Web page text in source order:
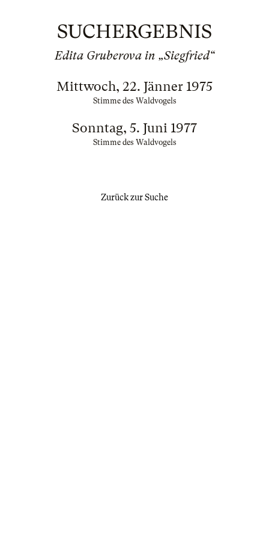
SUCHERGEBNIS
Edita Gruberova in „Siegfried“
Mittwoch, 22. Jänner 1975
Stimme des Waldvogels
Sonntag, 5. Juni 1977
Stimme des Waldvogels
Zurück zur Suche